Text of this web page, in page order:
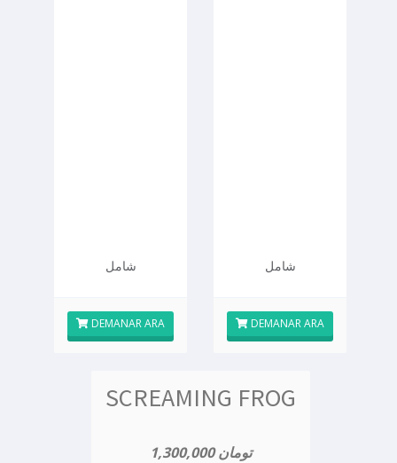
شامل
DEMANAR ARA
شامل
DEMANAR ARA
SCREAMING FROG
1,300,000 تومان